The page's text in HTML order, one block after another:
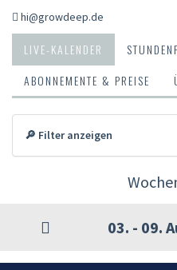
hi@growdeep.de
LIVE-KALENDER
ABONNEMENTE & PREISE
🔎 Filter anzeigen
03. - 09.